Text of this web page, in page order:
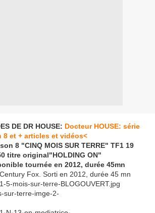
DE DR HOUSE: Docteur HOUSE: série
8 et + articles et vidéos<
8 "CINQ MOIS SUR TERRE" TF1 19
titre original"HOLDING ON"
tournée en 2012, durée 45mn
Fox. Sorti en 2012, durée 45 mn